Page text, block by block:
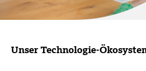
Unser Technologie-